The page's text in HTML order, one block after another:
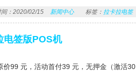
间：2020/02/15 新闻中心 标签： 拉卡拉电签
电签版POS机
价99 元，活动首付39 元，无押金（激活